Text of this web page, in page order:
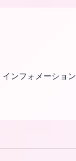
インフォメーション